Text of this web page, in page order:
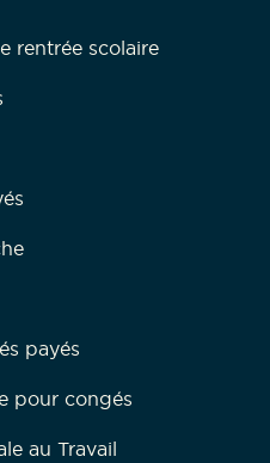
rentrée scolaire
payés
pour congés
au Travail